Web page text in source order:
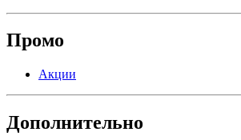
Промо
Акции
Дополнительно